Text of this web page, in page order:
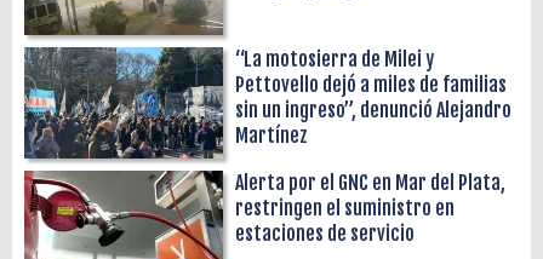
“La motosierra de Milei y
Pettovello dejó a miles de familias
sin un ingreso”, denunció Alejandro
Martínez
Alerta por el GNC en Mar del Plata,
restringen el suministro en
estaciones de servicio